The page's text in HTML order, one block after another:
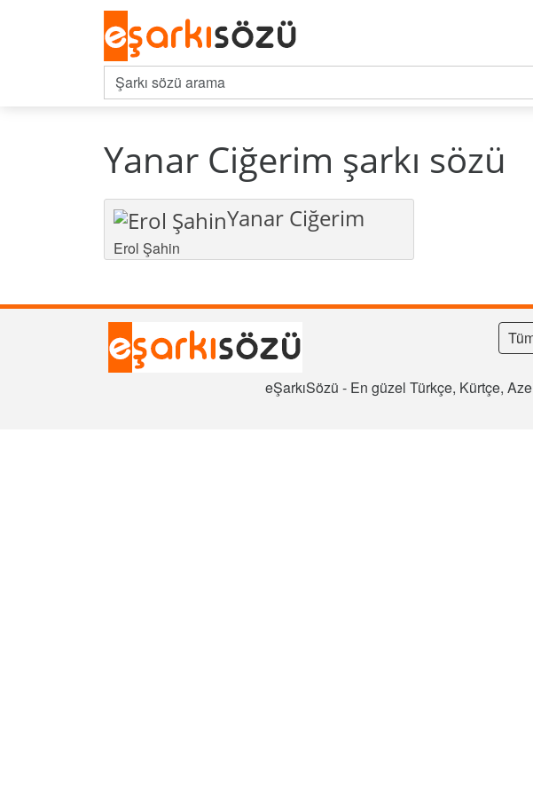
Yanar Ciğerim şarkı sözü
Yanar Ciğerim
Erol Şahin
eŞarkıSözü - En güzel Türkçe, Kürtçe,